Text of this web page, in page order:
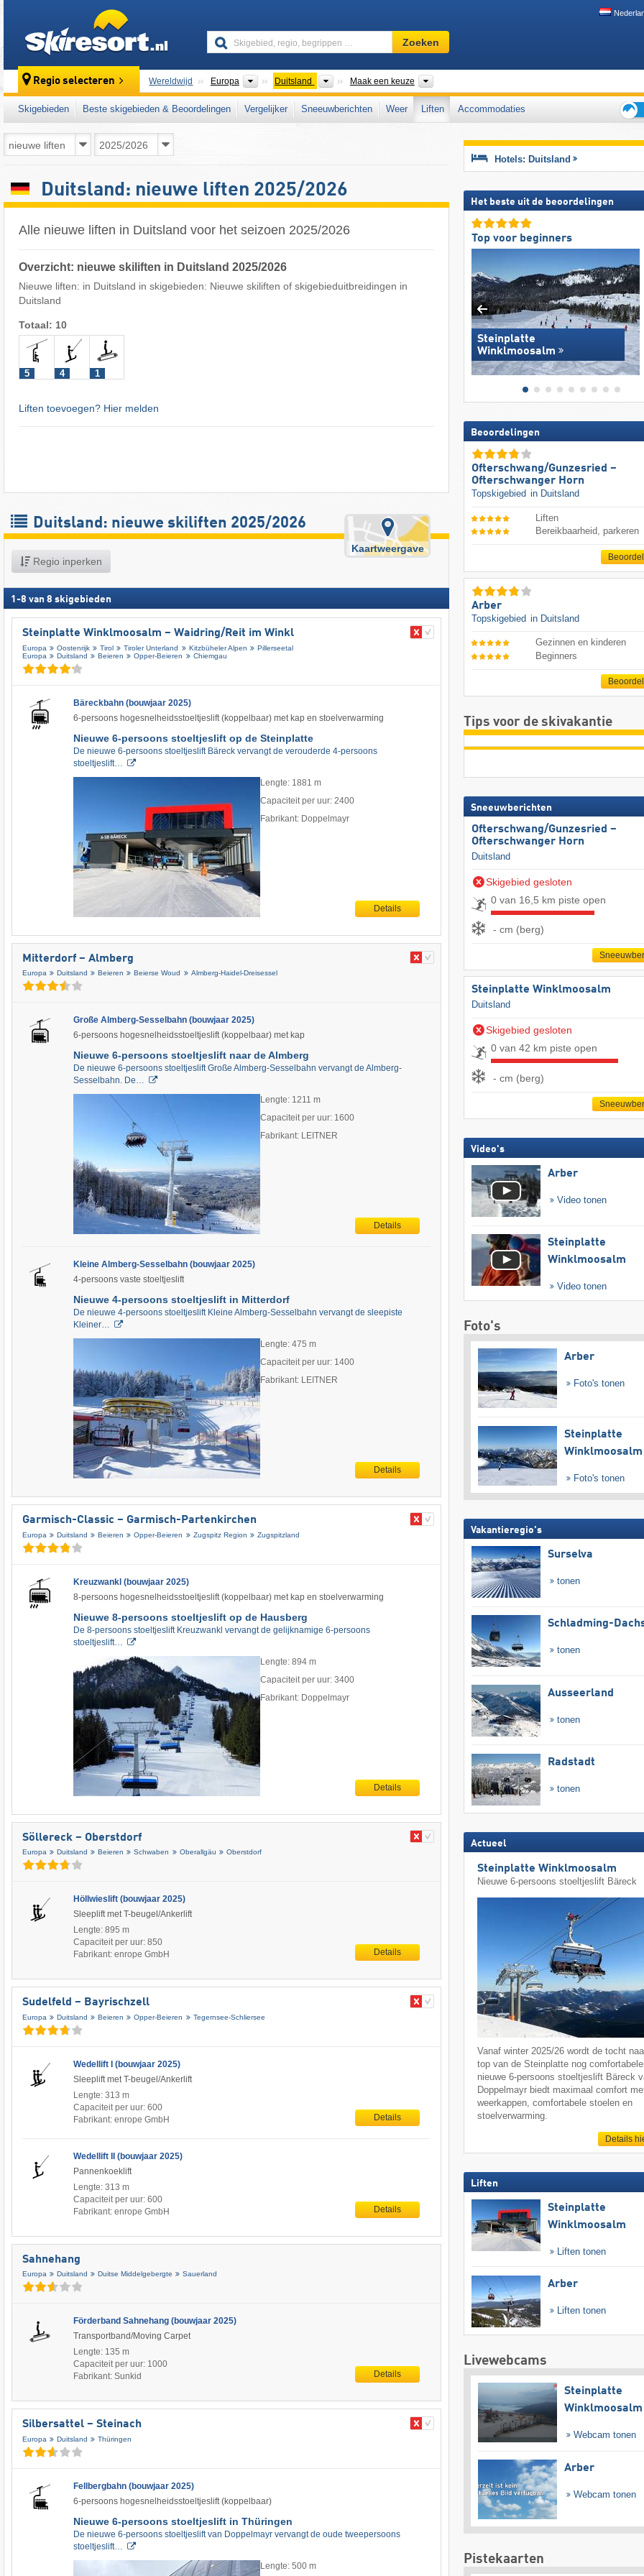
Skigebied,
regio,
…
Zoeken
Regio selecteren Wereldwijd Europa Continenten
Duitsland LandenMaak een keuze
Skigebieden Beste skigebieden & Beoordelingen Vergelijker Sneeuwberichten Weer Liften
Accommodaties
voor
Duitsland: nieuwe liften 2025/2026
Alle nieuwe liften in Duitsland voor het seizoen 2025/2026
Overzicht: nieuwe skiliften in Duitsland 2025/2026
Nieuwe liften: in Duitsland in skigebieden: Nieuwe skiliften of skigebieduitbreidingen in
Duitsland
Totaal: 10
5 4 1
Liften toevoegen? Hier melden
Duitsland: nieuwe skiliften 2025/2026
Regio inperken
Kaartweergave
1 -8 van 8 skigebieden
Steinplatte Winklmoosalm – Waidring/​Reit im Winkl
Europa Oostenrijk Tirol Tiroler Unterland Kitzbüheler Alpen
Pillerseetal
Europa
Duitsland Beieren Opper-Beieren Chiemgau
Bäreckbahn (bouwjaar 2025)
6-persoons hogesnelheidsstoeltjeslift (koppelbaar) met kap en stoelverwarming
Nieuwe 6-persoons stoeltjeslift op de Steinplatte
De nieuwe 6-persoons stoeltjeslift Bäreck vervangt de verouderde 4-persoons
stoeltjeslift…
Lengte: 1881 m
Capaciteit per uur: 2400
Fabrikant: Doppelmayr
Details
Mitterdorf – Almberg
Europa Duitsland Beieren Beierse Woud Almberg-Haidel-Dreisessel
Große Almberg-Sesselbahn (bouwjaar 2025)
6-persoons hogesnelheidsstoeltjeslift (koppelbaar) met kap
Nieuwe 6-persoons stoeltjeslift naar de Almberg
De nieuwe 6-persoons stoeltjeslift Große Almberg-Sesselbahn vervangt de Almberg-
Sesselbahn. De…
Lengte: 1211 m
Capaciteit per uur: 1600
Fabrikant: LEITNER
Details
Kleine Almberg-Sesselbahn (bouwjaar 2025)
4-persoons vaste stoeltjeslift
Nieuwe 4-persoons stoeltjeslift in Mitterdorf
De nieuwe 4-persoons stoeltjeslift Kleine Almberg-Sesselbahn vervangt de sleepiste
Kleiner…
Lengte: 475 m
Capaciteit per uur: 1400
Fabrikant: LEITNER
Details
Garmisch-Classic – Garmisch-Partenkirchen
Europa Duitsland Beieren Opper-Beieren Zugspitz Region Zugspitzland
Kreuzwankl (bouwjaar 2025)
8-persoons hogesnelheidsstoeltjeslift (koppelbaar) met kap en stoelverwarming
Nieuwe 8-persoons stoeltjeslift op de Hausberg
De 8-persoons stoeltjeslift Kreuzwankl vervangt de gelijknamige 6-persoons
stoeltjeslift…
Lengte: 894 m
Capaciteit per uur: 3400
Fabrikant: Doppelmayr
Details
Söllereck – Oberstdorf
Europa Duitsland Beieren Schwaben Oberallgäu Oberstdorf
Höllwieslift (bouwjaar 2025)
Sleeplift met T-beugel/Ankerlift
Lengte: 895 m
Capaciteit per uur: 850
Fabrikant: enrope GmbH
Details
Sudelfeld – Bayrischzell
Europa Duitsland Beieren Opper-Beieren Tegernsee-Schliersee
Wedellift I (bouwjaar 2025)
Sleeplift met T-beugel/Ankerlift
Lengte: 313 m
Capaciteit per uur: 600
Fabrikant: enrope GmbH
Details
Wedellift II (bouwjaar 2025)
Pannenkoeklift
Lengte: 313 m
Capaciteit per uur: 600
Fabrikant: enrope GmbH
Details
Sahnehang
Europa Duitsland Duitse Middelgebergte Sauerland
Förderband Sahnehang (bouwjaar 2025)
Transportband/Moving Carpet
Lengte: 135 m
Capaciteit per uur: 1000
Fabrikant: Sunkid
Details
Silbersattel – Steinach
Europa Duitsland Thüringen
Fellbergbahn (bouwjaar 2025)
6-persoons hogesnelheidsstoeltjeslift (koppelbaar)
Nieuwe 6-persoons stoeltjeslift in Thüringen
De nieuwe 6-persoons stoeltjeslift van Doppelmayr vervangt de oude tweepersoons
stoeltjeslift…
Lengte: 500 m
Hotels: Duitsland
Het beste uit de beoordelingen
Top voor beginners
Steinplatte
Winklmoosalm
Beoordelingen
Ofterschwang/​Gunzesried –
Ofterschwanger Horn
Topskigebied in Duitsland
Liften
Bereikbaarheid, parkeren
Arber
Topskigebied in Duitsland
Gezinnen en kinderen
Beginners
Tips voor de skivakantie
Sneeuwberichten
Ofterschwang/​Gunzesried –
Ofterschwanger Horn
Duitsland
Skigebied gesloten
0 van 16,5 km piste open
- cm (berg)
Steinplatte Winklmoosalm
Duitsland
Skigebied gesloten
0 van 42 km piste open
- cm (berg)
Video's
Arber
Video tonen
Steinplatte
Winklmoosalm
Video tonen
Foto's
Arber
Foto's tonen
Steinplatte
Winklmoosalm
Foto's tonen
Vakantieregio's
Surselva
tonen
Schladming-
tonen
Ausseerland
tonen
Radstadt
tonen
Actueel
Steinplatte Winklmoosalm
Nieuwe 6-persoons stoeltjeslift Bäreck
Vanaf winter 2025/26 wordt de tocht
top van de Steinplatte nog
nieuwe 6-persoons stoeltjeslift Bäreck
Doppelmayr biedt maximaal comfort
weerkappen, comfortabele stoelen en
stoelverwarming.
Details
Liften
Steinplatte
Winklmoosalm
Liften tonen
Arber
Liften tonen
Livewebcams
Steinplatte
Winklmoosalm
Webcam tonen
Arber
Webcam tonen
Pistekaarten